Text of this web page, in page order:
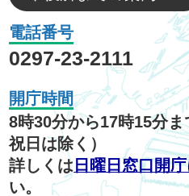
電話番号
0297-23-2111
開庁時間
8時30分から17時15分
祝日は除く）
詳しくは 日曜日窓口開
い。